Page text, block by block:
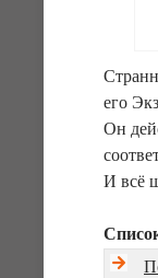
его
Он
И всё